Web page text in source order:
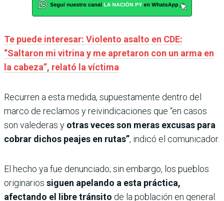
Te puede interesar: Violento asalto en CDE:
“Saltaron mi vitrina y me apretaron con un arma en
la cabeza”, relató la víctima
Recurren a esta medida, supuestamente dentro del
marco de reclamos y reivindicaciones que “en casos
son valederas y otras veces son meras excusas para
cobrar dichos peajes en rutas”, indicó el comunicador.
El hecho ya fue denunciado; sin embargo, los pueblos
originarios siguen apelando a esta práctica,
afectando el libre tránsito de la población en general.